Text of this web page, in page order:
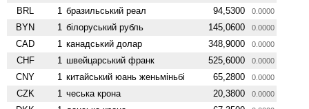
BRL 1 бразильський реал 94,5300 0.0000
BYN 1 білоруський рубль 145,0600 0.0000
CAD 1 канадський долар 348,9000 0.0000
CHF 1 швейцарський франк 525,6000 0.0000
CNY 1 китайський юань женьмiньбi 65,2800 0.0000
CZK 1 чеська крона 20,3800 0.0000